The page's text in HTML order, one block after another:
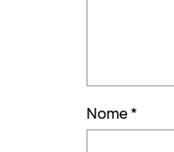
Nome*